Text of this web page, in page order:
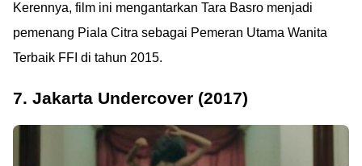
Kerennya, film ini mengantarkan Tara Basro menjadi
pemenang Piala Citra sebagai Pemeran Utama Wanita
Terbaik FFI di tahun 2015.
7. Jakarta Undercover (2017)